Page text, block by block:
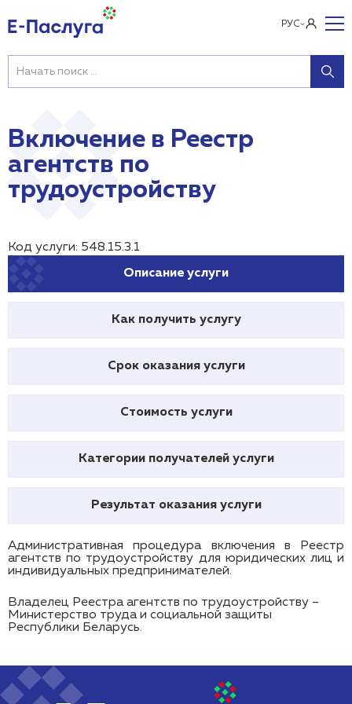
РУС
Включение в Реестр
агентств по
трудоустройству
Код услуги: 548.15.3.1
Описание услуги
Как получить услугу
Срок оказания услуги
Стоимость услуги
Категории получателей услуги
Результат оказания услуги
Административная процедура включения в Реестр
агентств по трудоустройству для юридических лиц и
индивидуальных предпринимателей.
Владелец Реестра агентств по трудоустройству –
Министерство труда и социальной защиты
Республики Беларусь.